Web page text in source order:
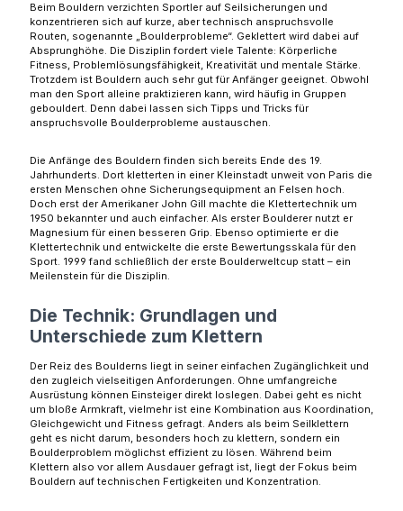
Beim Bouldern verzichten Sportler auf Seilsicherungen und
konzentrieren sich auf kurze, aber technisch anspruchsvolle
Routen, sogenannte „Boulderprobleme“. Geklettert wird dabei auf
Absprunghöhe. Die Disziplin fordert viele Talente: Körperliche
Fitness, Problemlösungsfähigkeit, Kreativität und mentale Stärke.
Trotzdem ist Bouldern auch sehr gut für Anfänger geeignet. Obwohl
man den Sport alleine praktizieren kann, wird häufig in Gruppen
gebouldert. Denn dabei lassen sich Tipps und Tricks für
anspruchsvolle Boulderprobleme austauschen.
Die Anfänge des Bouldern finden sich bereits Ende des 19.
Jahrhunderts. Dort kletterten in einer Kleinstadt unweit von Paris die
ersten Menschen ohne Sicherungsequipment an Felsen hoch.
Doch erst der Amerikaner John Gill machte die Klettertechnik um
1950 bekannter und auch einfacher. Als erster Boulderer nutzt er
Magnesium für einen besseren Grip. Ebenso optimierte er die
Klettertechnik und entwickelte die erste Bewertungsskala für den
Sport. 1999 fand schließlich der erste Boulderweltcup statt – ein
Meilenstein für die Disziplin.
Die Technik: Grundlagen und
Unterschiede zum Klettern
Der Reiz des Boulderns liegt in seiner einfachen Zugänglichkeit und
den zugleich vielseitigen Anforderungen. Ohne umfangreiche
Ausrüstung können Einsteiger direkt loslegen. Dabei geht es nicht
um bloße Armkraft, vielmehr ist eine Kombination aus Koordination,
Gleichgewicht und Fitness gefragt. Anders als beim Seilklettern
geht es nicht darum, besonders hoch zu klettern, sondern ein
Boulderproblem möglichst effizient zu lösen. Während beim
Klettern also vor allem Ausdauer gefragt ist, liegt der Fokus beim
Bouldern auf technischen Fertigkeiten und Konzentration.